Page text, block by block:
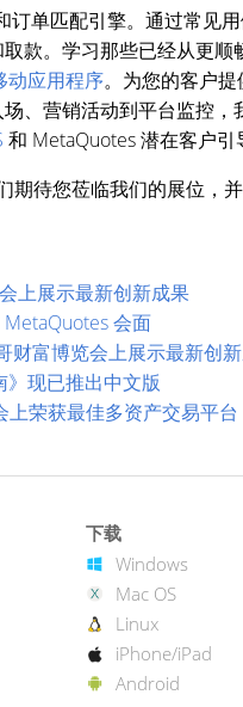
单匹配引擎。通过常见
取款。学习那些已经从更
动应用程序。为您的客户
、营销活动到平台监控，
和 MetaQuotes 潜在客户引
期待您莅临我们的展位，
上展示最新创新成果
会面
财富博览会上展示最新创
》现已推出中文版
荣获最佳多资产交易平台
下载
Windows
Mac OS
Linux
iPhone/iPad
Android